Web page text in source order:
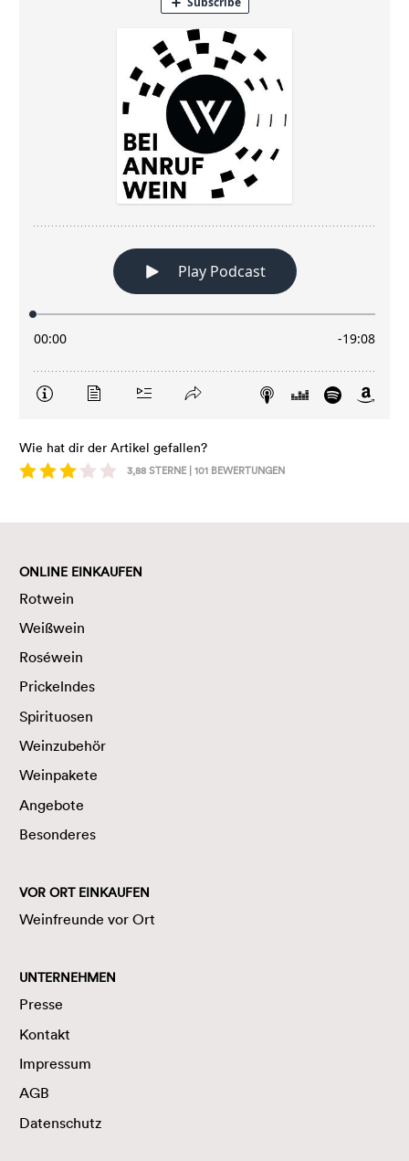
Wie hat dir der Artikel gefallen?
3,88STERNE | 101 BEWERTUNGEN
ONLINE EINKAUFEN
Rotwein
Weißwein
Roséwein
Prickelndes
Spirituosen
Weinzubehör
Weinpakete
Angebote
Besonderes
VOR ORT EINKAUFEN
Weinfreunde vor Ort
UNTERNEHMEN
Presse
Kontakt
Impressum
AGB
Datenschutz